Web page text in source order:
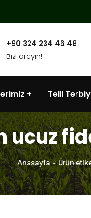
+90 324 234 46 48
Bizi arayın!
Telli
ucuz
Anasayfa Ürün